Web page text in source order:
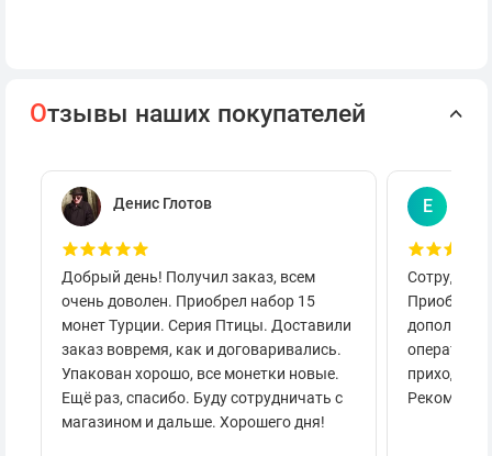
Отзывы наших покупателей
Денис Глотов
Добрый день! Получил заказ, всем
очень доволен. Приобрел набор 15
монет Турции. Серия Птицы. Доставили
заказ вовремя, как и договаривались.
Упакован хорошо, все монетки новые.
Ещё раз, спасибо. Буду сотрудничать с
магазином и дальше. Хорошего дня!
Е
приходило